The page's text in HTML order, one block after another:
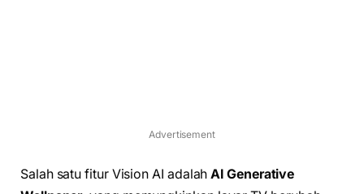
Advertisement
Salah satu fitur Vision AI adalahAI Generative